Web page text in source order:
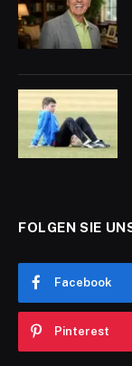
FOLGEN SIE
Facebook
Pinterest